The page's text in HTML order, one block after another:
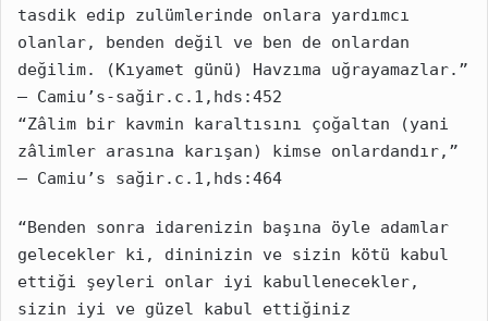
tasdik edip zulümlerinde onlara yardımcı
olanlar, benden değil ve ben de onlardan
değilim. (Kıyamet günü) Havzıma uğrayamazlar.”
– Camiu’s-sağir.c.1,hds:452
“Zâlim bir kavmin karaltısını çoğaltan (yani
zâlimler arasına karışan) kimse onlardan­dır,”
– Camiu’s sağir.c.1,hds:464
“Benden sonra idarenizin başına öyle adamlar
gelecekler ki, dininizin ve sizin kötü kabul
ettiği şeyleri onlar iyi kabullenecekler,
sizin iyi ve güzel kabul ettiğiniz